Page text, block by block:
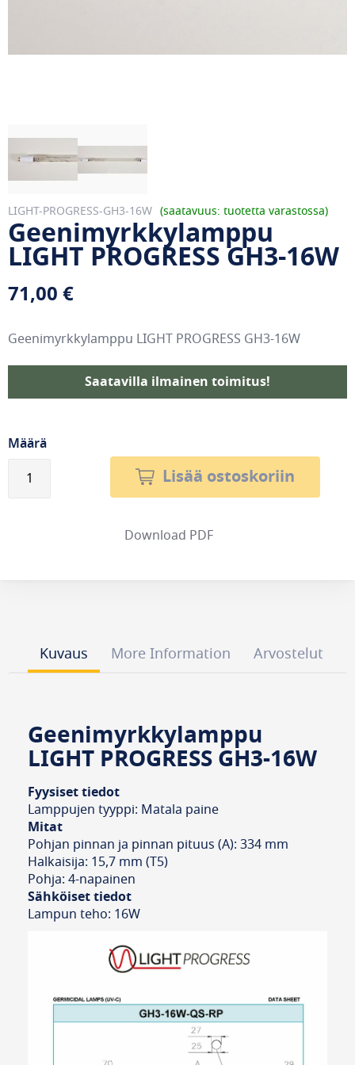
LIGHT-PROGRESS-GH3-16W saatavuus: tuotetta varastossa
Geenimyrkkylamppu
LIGHT PROGRESS GH3-16W
71,00 €
Geenimyrkkylamppu LIGHT PROGRESS GH3-16W
Saatavilla ilmainen toimitus!
Määrä
Lisää ostoskoriin
Download PDF
Kuvaus More Information Arvostelut
Geenimyrkkylamppu
LIGHT PROGRESS GH3-16W
Fyysiset tiedot
Lamppujen tyyppi: Matala paine
Mitat
Pohjan pinnan ja pinnan pituus (A): 334 mm
Halkaisija: 15,7 mm (T5)
Pohja: 4-napainen
Sähköiset tiedot
Lampun teho: 16W